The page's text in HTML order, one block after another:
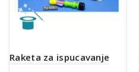
Raketa za ispucavanje